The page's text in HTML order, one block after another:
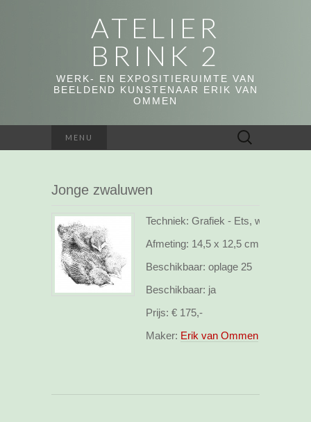
ATELIER
BRINK 2
WERK- EN EXPOSITIERUIMTE VAN
BEELDEND KUNSTENAAR ERIK VAN
OMMEN
MENU
Zoeken
naar:
Jonge zwaluwen
Techniek: Grafiek - Ets, webshop
Afmeting: 14,5 x 12,5 cm
Beschikbaar: oplage 25
Beschikbaar: ja
Prijs: € 175,-
Maker: Erik van Ommen